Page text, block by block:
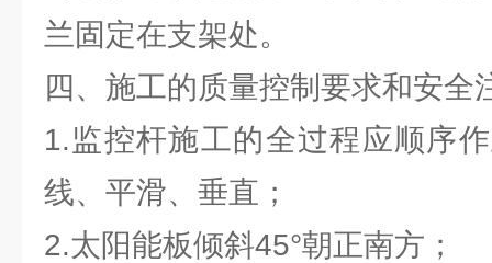
兰固定在支架处。
四、施工的质量控制要求和安全
1.监控杆施工的全过程应顺序
线、平滑、垂直；
2.太阳能板倾斜45°朝正南方；